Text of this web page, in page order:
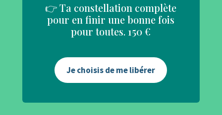
👉 Ta constellation complète
pour en finir une bonne fois
pour toutes. 150 €
Je choisis de me libérer